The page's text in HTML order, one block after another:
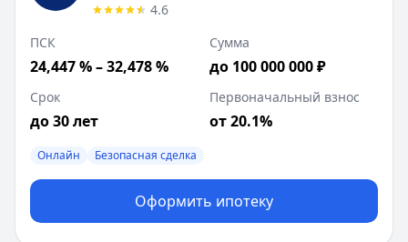
4.6
ПСК
24,447 % – 32,478 %
Сумма
до 100 000 000 ₽
Срок
до 30 лет
Первоначальный взнос
от 20.1%
Онлайн Безопасная сделка
Оформить ипотеку